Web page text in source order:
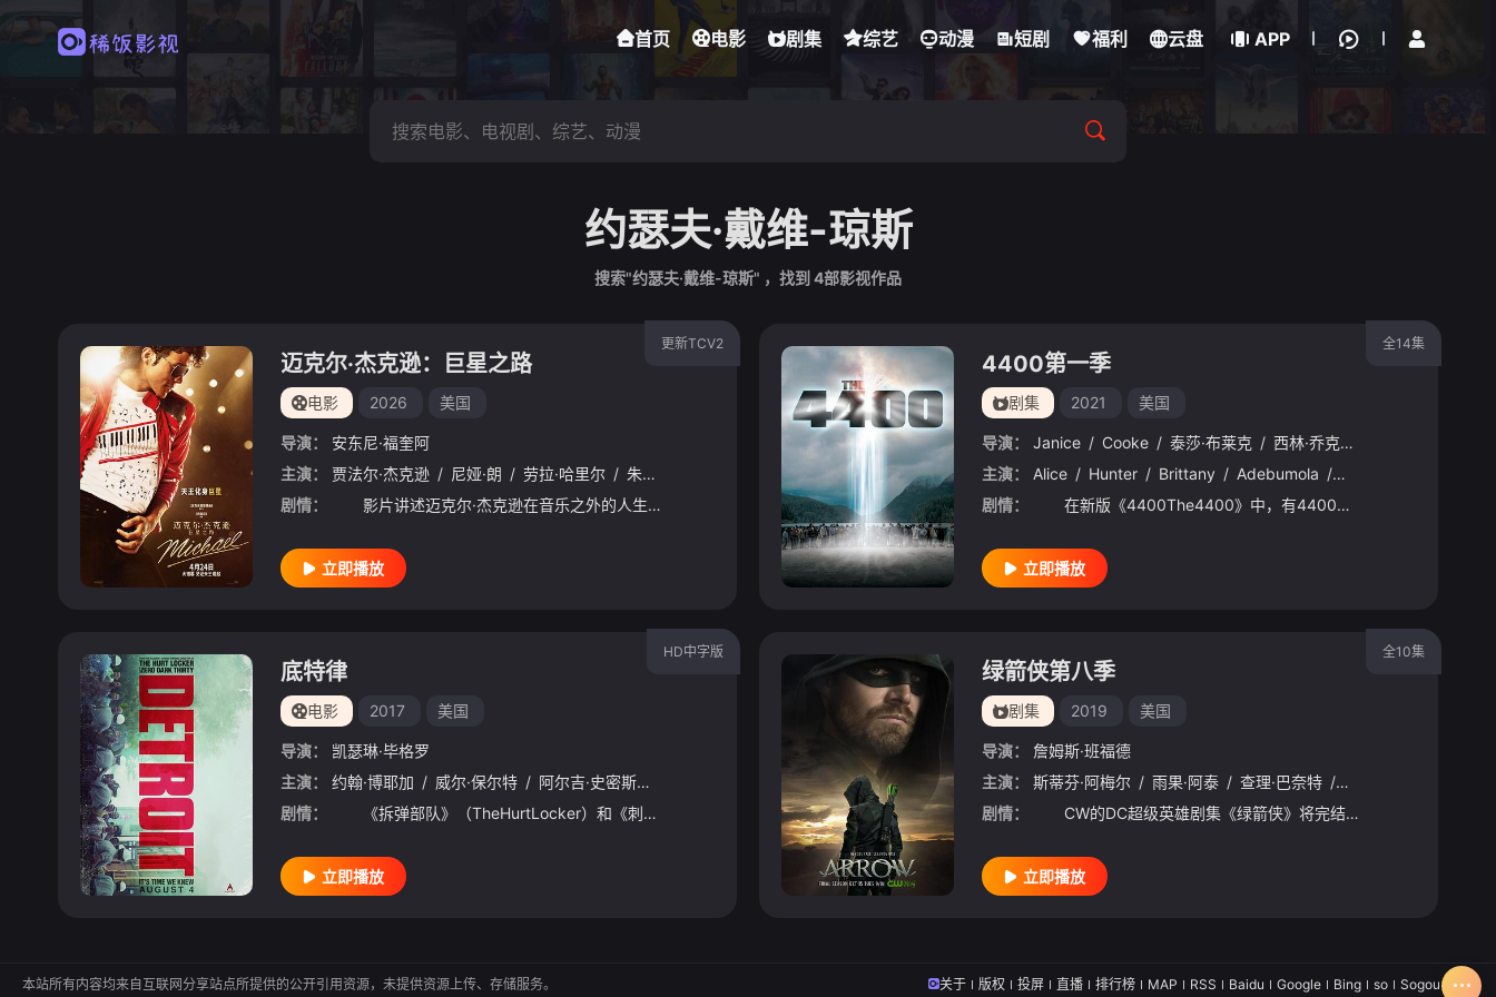
首页 电影 剧集 综艺 动漫 短剧 福利 云盘 APP
约瑟夫·戴维-琼斯
搜索"约瑟夫·戴维-琼斯" ，找到 4部影视作品
更新TCV2
迈克尔·杰克逊：巨星之路
电影 2026 美国
导演：
安东尼·福奎阿
主演：
贾法尔·杰克逊 / 尼娅·朗 / 劳拉·哈里尔 / 朱利亚诺·瓦尔迪 迈尔斯·特勒 / 科尔曼·多明戈 乔·吉列特 / 卡特琳娜·格兰厄姆 / 拉伦兹·泰特 / 德里克·卢克
剧情：
影片讲述迈克尔·杰克逊在音乐之外的人生旅程，从他以杰克逊五人组主唱之姿被发掘出惊人天赋的那一刻起，直到他成为一位极具远见的艺人，他以无穷无尽的创作能力激励自己成为全世界最伟大的娱乐巨星。这部电影同
立即播放
全14集
4400第一季
剧集 2021 美国
导演： Janice / Cooke / 泰莎·布莱克 / 西林·乔克西
主演：
Alice / Hunter / Brittany / Adebumola / 约瑟夫·戴维-琼斯
剧情：
在新版《4400The4400》中，有4400人突然在不同时间及地点消失，相同的是这4400人突然都被传送到底特律的现代，而且他们都保持消失时的原貌，并且没有消失期间的记忆。这4400人需要面对这
立即播放
HD中字版
底特律
电影 2017 美国
导演：
凯瑟琳·毕格罗
主演：
约翰·博耶加 / 威尔·保尔特 / 阿尔吉·史密斯 / 杰森·米切尔 / 汉娜·穆雷 杰克·莱诺 / 凯特琳·德弗 / 本·奥图尔 / 约翰·卡拉辛斯基
剧情：
《拆弹部队》（TheHurtLocker）和《刺杀本拉登》（ZeroDarkThirty）女导演凯瑟琳·毕格罗（KathrynBigelow）即将和《拆弹部队》编剧马克·鲍尔（MarkBoal）再
立即播放
全10集
绿箭侠第八季
剧集 2019 美国
导演：
詹姆斯·班福德
主演：
斯蒂芬·阿梅尔 / 雨果·阿泰 / 查理·巴奈特 / 凯蒂·卡西迪
剧情：
CW的DC超级英雄剧集《绿箭侠》将完结。接下来的第8季就是最后一季，共10集。主演史蒂芬·阿梅尔宣布了此消息。
立即播放
关于 版权 投屏 直播 排行榜 MAP RSS Baidu Google Bing so Sogou SM
本站所有内容均来自互联网分享站点所提供的公开引用资源，未提供资源上传、存储服务。